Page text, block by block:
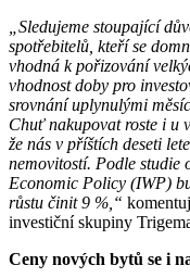
„Sledujeme stoupající
spotřebitelů, kteří se
vhodná k pořizování
vhodnost doby pro
srovnání uplynulými
Chuť nakupovat roste i u
že nás v příštích deseti
nemovitostí. Podle studie
Economic Policy (IWP)
růstu činit 9 %,“
investiční skupiny
Ceny nových bytů se i